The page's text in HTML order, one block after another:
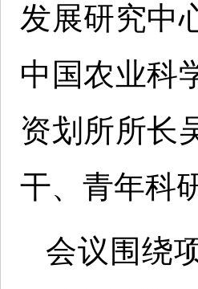
发展研究中
中国农业科
资划所所长
干、青年科
会议围绕